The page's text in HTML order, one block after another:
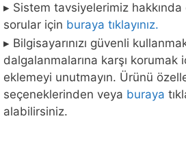
▸ Sistem tavsiyelerimiz hakkında
sorular için buraya tıklayınız.
▸ Bilgisayarınızı güvenli
dalgalanmalarına karşı korumak
eklemeyi unutmayın. Ürünü
seçeneklerinden veya buraya
alabilirsiniz.